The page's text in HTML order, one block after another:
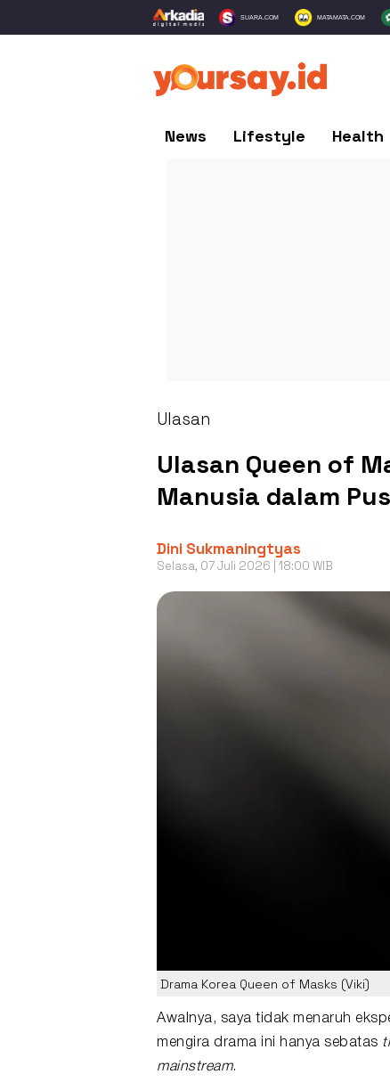
SUARA.COM MATAMATA.COM
News Lifestyle Health
Ulasan
Ulasan Queen of
Manusia dalam
Dini Sukmaningtyas
Selasa, 07 Juli 2026 | 18:00 WIB
Drama Korea Queen of Masks (Viki)
Awalnya, saya tidak menaruh
mengira drama ini hanya sebatas
mainstream.